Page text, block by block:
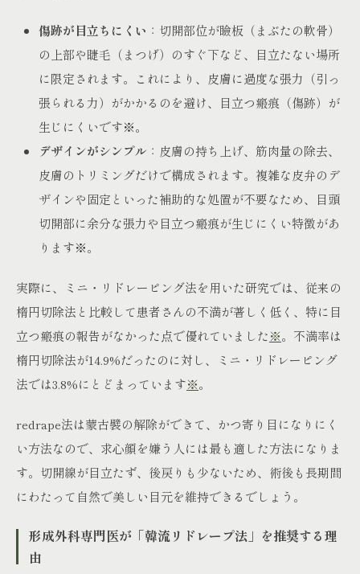
傷跡が目立ちにくい ：切開部位が瞼板（まぶたの軟骨）
の上部や睫毛（まつげ）のすぐ下など、目立たない場所
に限定されます。これにより、皮膚に過度な張力（引っ
張られる力）がかかるのを避け、目立つ瘢痕（傷跡）が
生じにくいです※。
デザインがシンプル ：皮膚の持ち上げ、筋肉量の除去、
皮膚のトリミングだけで構成されます。複雑な皮弁のデ
ザインや固定といった補助的な処置が不要なため、目頭
切開部に余分な張力や目立つ瘢痕が生じにくい特徴があ
ります※。
実際に、ミニ・リドレーピング法を用いた研究では、従来の
楕円切除法と比較して患者さんの不満が著しく低く、特に目
立つ瘢痕の報告がなかった点で優れていました※。不満率は
楕円切除法が14.9%だったのに対し、ミニ・リドレーピング
法では3.8%にとどまっています※。
redrape法は蒙古襞の解除ができて、かつ寄り目になりにく
い方法なので、求心顔を嫌う人には最も適した方法になりま
す。切開線が目立たず、後戻りも少ないため、術後も長期間
にわたって自然で美しい目元を維持できるでしょう。
形成外科専門医が「韓流リドレープ法」を推奨する理
由